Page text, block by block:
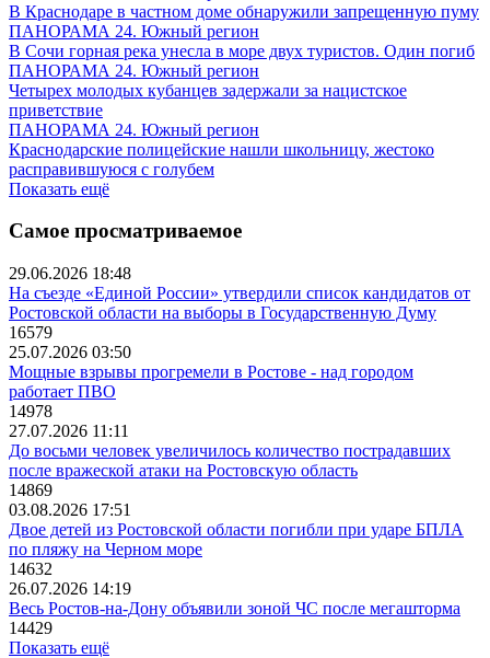
В Краснодаре в частном доме обнаружили запрещенную пуму
ПАНОРАМА 24. Южный регион
В Сочи горная река унесла в море двух туристов. Один погиб
ПАНОРАМА 24. Южный регион
Четырех молодых кубанцев задержали за нацистское
приветствие
ПАНОРАМА 24. Южный регион
Краснодарские полицейские нашли школьницу, жестоко
расправившуюся с голубем
Показать ещё
Самое просматриваемое
29.06.2026 18:48
На съезде «Единой России» утвердили список кандидатов от
Ростовской области на выборы в Государственную Думу
16579
25.07.2026 03:50
Мощные взрывы прогремели в Ростове - над городом
работает ПВО
14978
27.07.2026 11:11
До восьми человек увеличилось количество пострадавших
после вражеской атаки на Ростовскую область
14869
03.08.2026 17:51
Двое детей из Ростовской области погибли при ударе БПЛА
по пляжу на Черном море
14632
26.07.2026 14:19
Весь Ростов-на-Дону объявили зоной ЧС после мегашторма
14429
Показать ещё